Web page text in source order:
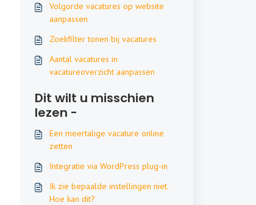
Volgorde vacatures op website
aanpassen
Zoekfilter tonen bij vacatures
Aantal vacatures in
vacatureoverzicht aanpassen
Dit wilt u misschien
lezen -
Een meertalige vacature online
zetten
Integratie via WordPress plug-in
Ik zie bepaalde instellingen niet.
Hoe kan dit?